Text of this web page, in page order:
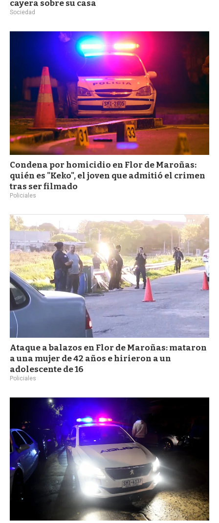
cayera sobre su casa
Sociedad
Condena por homicidio en Flor de Maroñas:
quién es "Keko", el joven que admitió el crimen
tras ser filmado
Policiales
Ataque a balazos en Flor de Maroñas: mataron
a una mujer de 42 años e hirieron a un
adolescente de 16
Policiales